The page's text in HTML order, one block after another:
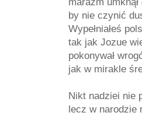
by nie czynić
Wypełniałeś
tak jak Jozue
pokonywał
jak w mirakle
Nikt nadziei nie
lecz w narodzie